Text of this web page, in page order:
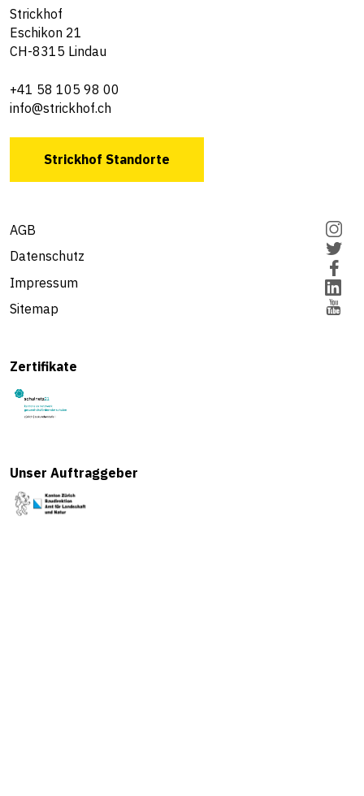
Strickhof
Eschikon 21
CH-8315 Lindau
+41 58 105 98 00
info@strickhof.ch
Strickhof Standorte
AGB
Datenschutz
Impressum
Sitemap
Zertifikate
Unser Auftraggeber